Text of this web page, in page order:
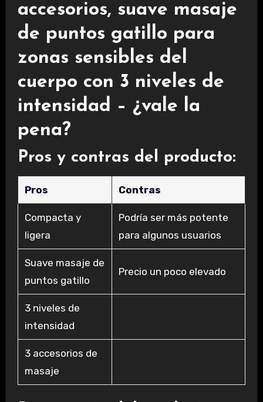
accesorios, suave masaje
de puntos gatillo para
zonas sensibles del
cuerpo con 3 niveles de
intensidad – ¿vale la
pena?
Pros y contras del producto:
Pros Contras
Compacta y
ligera
Podría ser más potente
para algunos usuarios
Suave masaje de
puntos gatillo
Precio un poco elevado
3 niveles de
intensidad
3 accesorios de
masaje